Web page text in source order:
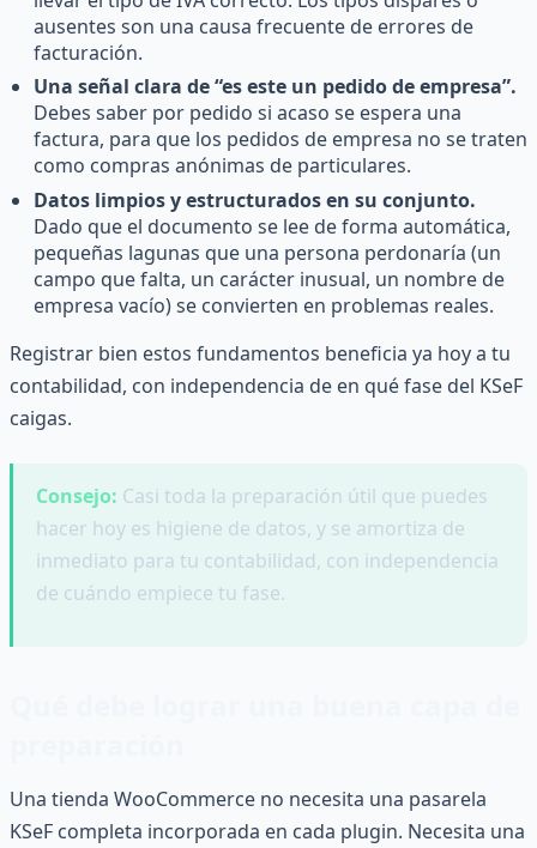
ausentes son una causa frecuente de errores de
facturación.
Una señal clara de “es este un pedido de empresa”.
Debes saber por pedido si acaso se espera una
factura, para que los pedidos de empresa no se traten
como compras anónimas de particulares.
Datos limpios y estructurados en su conjunto.
Dado que el documento se lee de forma automática,
pequeñas lagunas que una persona perdonaría (un
campo que falta, un carácter inusual, un nombre de
empresa vacío) se convierten en problemas reales.
Registrar bien estos fundamentos beneficia ya hoy a tu
contabilidad, con independencia de en qué fase del KSeF
caigas.
Consejo: Casi toda la preparación útil que puedes
hacer hoy es higiene de datos, y se amortiza de
inmediato para tu contabilidad, con independencia
de cuándo empiece tu fase.
Una tienda WooCommerce no necesita una pasarela
KSeF completa incorporada en cada plugin. Necesita una